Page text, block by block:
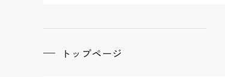
トップページ